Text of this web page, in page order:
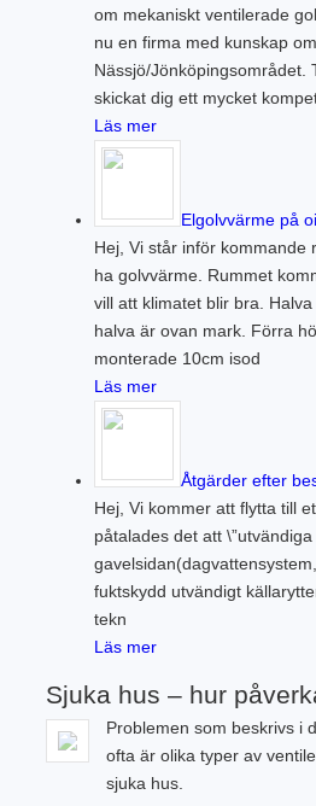
om mekaniskt ventilerade
nu en firma med kunskap
Nässjö/Jönköpingsområdet.
skickat dig ett mycket
Läs mer
Elgolvvärme på
Hej, Vi står inför kommande
ha golvvärme. Rummet
vill att klimatet blir bra.
halva är ovan mark. Förra
monterade 10cm isod
Läs mer
Åtgärder efter
Hej, Vi kommer att flytta till
påtalades det att
fuktskydd utvändigt
tekn
Läs mer
Sjuka hus – hur
Problemen som beskrivs i
ofta är olika typer av
sjuka hus.